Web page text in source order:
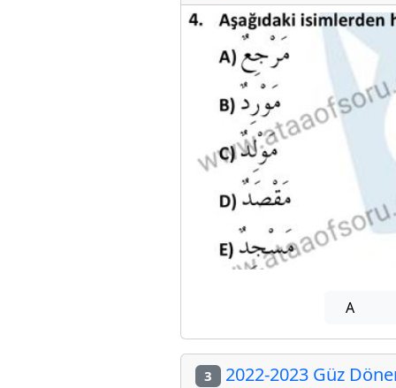
A
3 2022-2023 Güz